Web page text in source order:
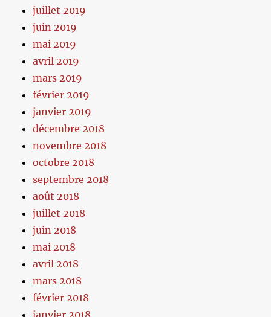
juillet 2019
juin 2019
mai 2019
avril 2019
mars 2019
février 2019
janvier 2019
décembre 2018
novembre 2018
octobre 2018
septembre 2018
août 2018
juillet 2018
juin 2018
mai 2018
avril 2018
mars 2018
février 2018
janvier 2018